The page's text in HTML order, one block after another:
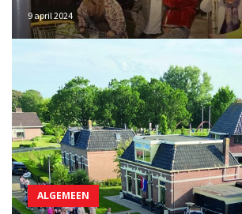
9 april 2024
ALGEMEEN